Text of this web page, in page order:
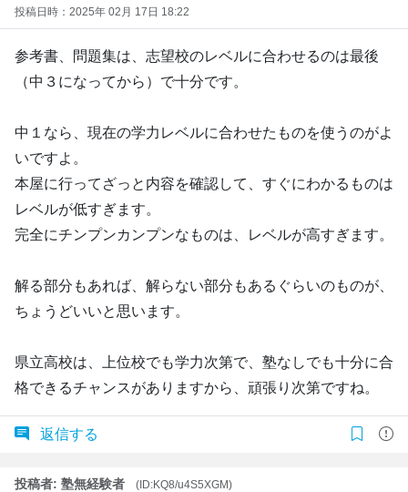
投稿日時：2025年 02月 17日 18:22
参考書、問題集は、志望校のレベルに合わせるのは最後
（中３になってから）で十分です。
中１なら、現在の学力レベルに合わせたものを使うのがよ
いですよ。
本屋に行ってざっと内容を確認して、すぐにわかるものは
レベルが低すぎます。
完全にチンプンカンプンなものは、レベルが高すぎます。
解る部分もあれば、解らない部分もあるぐらいのものが、
ちょうどいいと思います。
県立高校は、上位校でも学力次第で、塾なしでも十分に合
格できるチャンスがありますから、頑張り次第ですね。
返信する
投稿者: 塾無経験者
(ID:KQ8/u4S5XGM)